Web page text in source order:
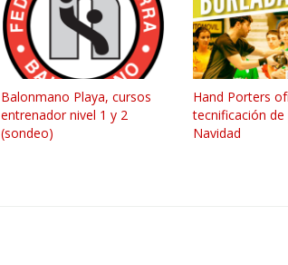
Balonmano Playa, cursos
entrenador nivel 1 y 2
(sondeo)
Hand Porters
tecnificación
Navidad